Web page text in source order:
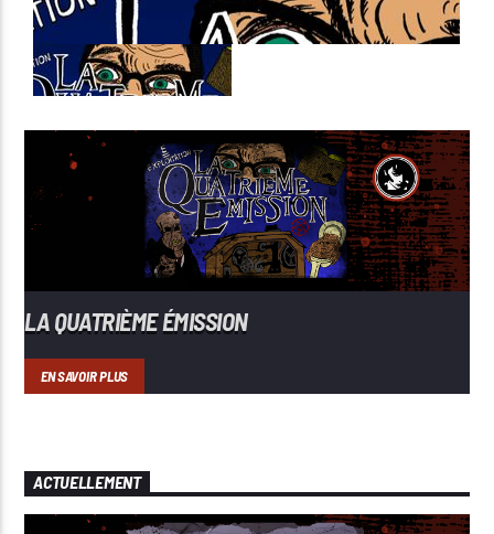
LA QUATRIÈME ÉMISSION
EN SAVOIR PLUS
ACTUELLEMENT